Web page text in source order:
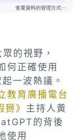
的視野，
何正確使用
一波熱議。
教育廣播電台
》 主持人黃
的背後
使用